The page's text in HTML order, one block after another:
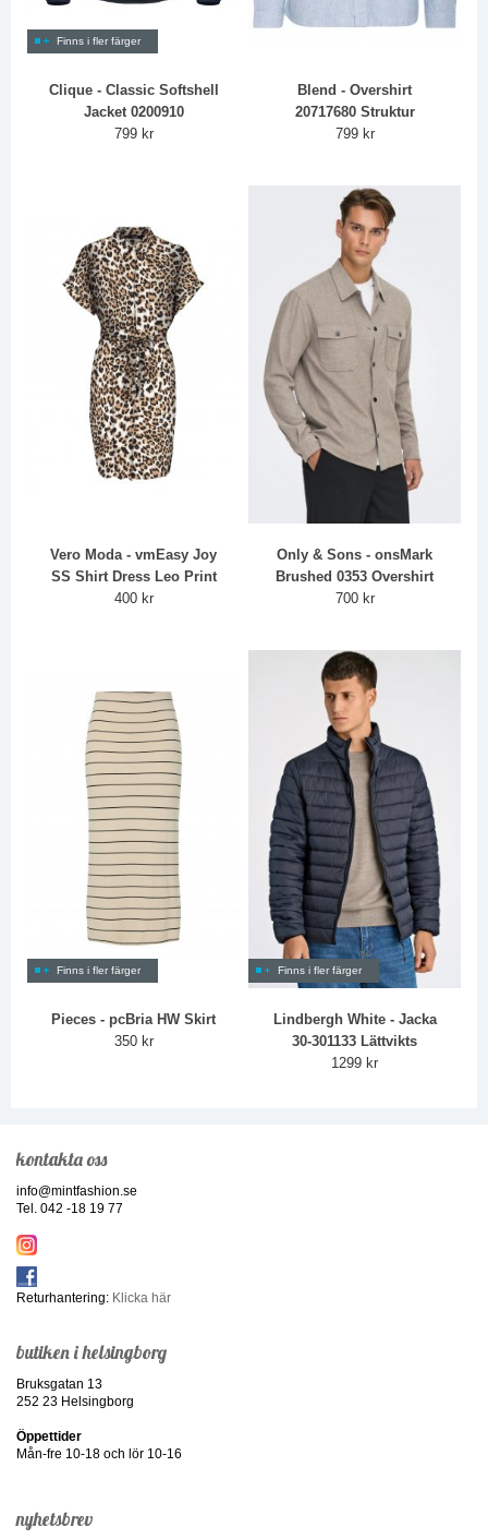
Finns i fler färger
Clique - Classic Softshell
Jacket 0200910
799 kr
Blend - Overshirt
20717680 Struktur
799 kr
Vero Moda - vmEasy Joy
SS Shirt Dress Leo Print
400 kr
Only & Sons - onsMark
Brushed 0353 Overshirt
700 kr
Finns i fler färger
Pieces - pcBria HW Skirt
350 kr
Finns i fler färger
Lindbergh White - Jacka
30-301133 Lättvikts
1299 kr
kontakta oss
info@mintfashion.se
Tel. 042 -18 19 77
Returhantering: Klicka här
butiken i helsingborg
Bruksgatan 13
252 23 Helsingborg
Öppettider
Mån-fre 10-18 och lör 10-16
nyhetsbrev